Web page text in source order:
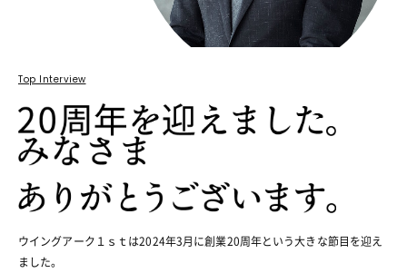
Top Interview
ウイングアーク１ｓｔは2024年3月に創業20周年という大きな節目を迎え
ました。